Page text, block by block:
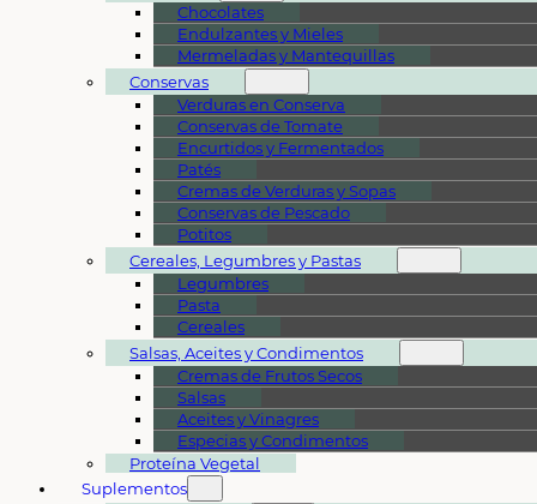
Chocolates
Endulzantes y Mieles
Mermeladas y Mantequillas
Conservas
Verduras en Conserva
Conservas de Tomate
Encurtidos y Fermentados
Patés
Cremas de Verduras y Sopas
Conservas de Pescado
Potitos
Cereales, Legumbres y Pastas
Legumbres
Pasta
Cereales
Salsas, Aceites y Condimentos
Cremas de Frutos Secos
Salsas
Aceites y Vinagres
Especias y Condimentos
Proteína Vegetal
Suplementos